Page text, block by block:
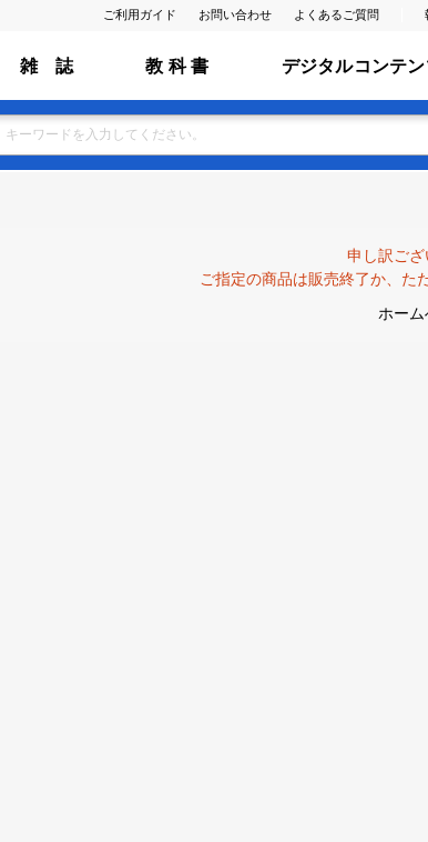
ご利用ガイド お問い合わせ よくあるご質問
雑 誌 教 科 書 デジタルコンテン
申し訳ござ
ご指定の商品は販売終了か、た
ホー